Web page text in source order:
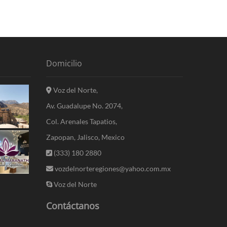
Domicilio
Voz del Norte,
Av. Guadalupe No. 2074,
Col. Arenales Tapatios,
Zapopan, Jalisco, Mexico
(333) 180 2880
vozdelnorteregiones@yahoo.com.mx
Voz del Norte
Contáctanos